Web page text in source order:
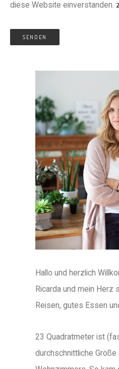
diese Website einverstanden.
Hallo und herzlich
Ricarda und mein Herz
Reisen, gutes Essen
23 Quadratmeter ist
durchschnittliche